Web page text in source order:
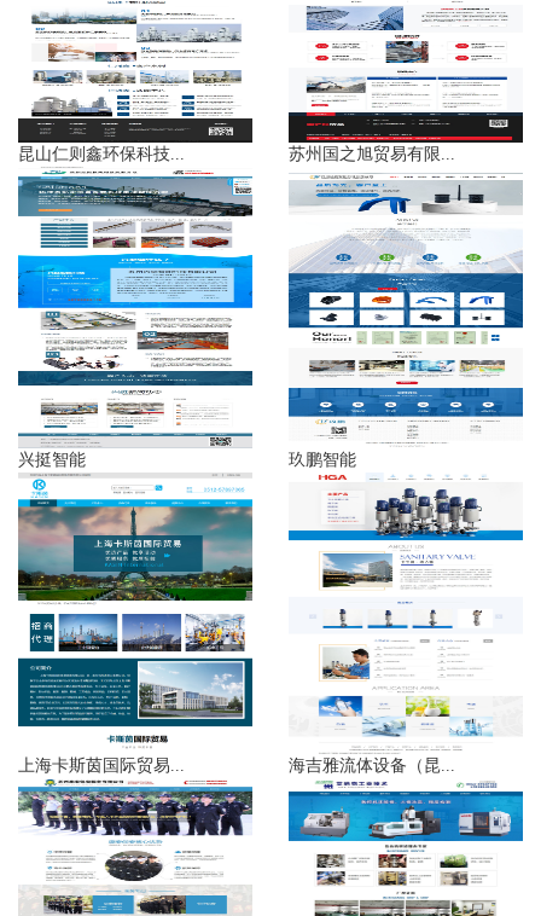
昆山仁则鑫环保科技... 苏州国之旭贸易有限...
兴挺智能 玖鹏智能
上海卡斯茵国际贸易... 海吉雅流体设备（昆...